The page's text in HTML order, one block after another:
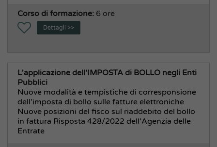
Corso di formazione: 6 ore
Dettagli >>
L'applicazione dell'IMPOSTA di BOLLO negli Enti
Pubblici
Nuove modalità e tempistiche di corresponsione
dell'imposta di bollo sulle fatture elettroniche
Nuove posizioni del fisco sul riaddebito del bollo
in fattura Risposta 428/2022 dell'Agenzia delle
Entrate